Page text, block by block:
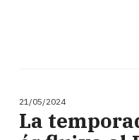
21/05/2024
La